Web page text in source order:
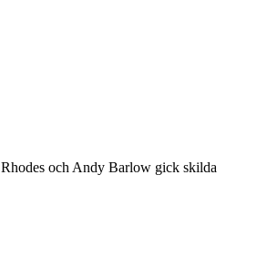
och Andy Barlow gick skilda